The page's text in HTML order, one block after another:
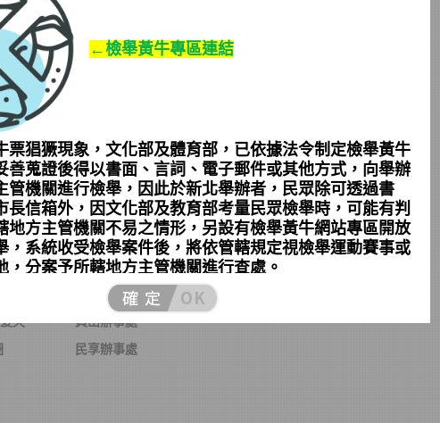
新北市中和區中正路1163號3樓)
新北市中和區民享街37號2樓之1)
短傘所 本 部
)所 本 部
印泥 所 本 部
髮圈員山辦事處
印章員山辦事處
員山辦事處
員山辦事處
民享辦事處
←檢舉黃牛專區連結
猖獗現象，文化部及體育部，已依據法令制定檢舉黃牛
善蒐證後得以書面、言詞、電子郵件或其他方式，向舉辦
管機關進行檢舉，因此於新北舉辦者，民眾除可透過書
長信箱外，因文化部及教育部考量民眾檢舉時，可能有判
地方主管機關不易之情形，另設有檢舉黃牛網站專區開放
，系統收受檢舉案件後，將依管轄規定視檢舉運動賽事或
，分案予所轄地方主管機關進行查處。
首日及每週一現場洽公民眾多，市民朋友申辦案件請寬估
急欲申辦案件，可避開該時段，以節省您的寶貴時間。